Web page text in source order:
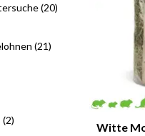
(20)
(21)
(2)
Witte